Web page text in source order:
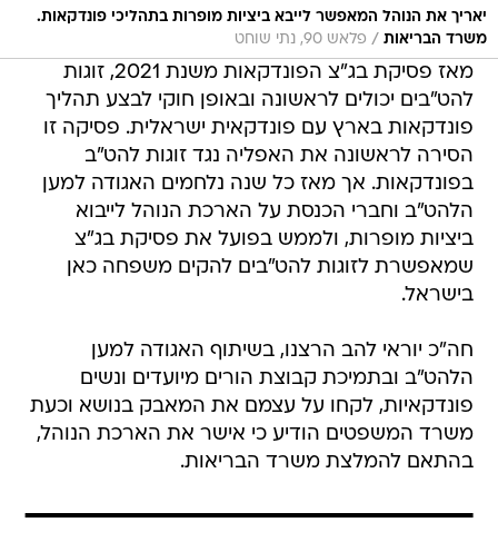
יאריך את הנוהל המאפשר לייבא ביציות מופרות בתהליכי פונדקאות.
משרד הבריאות / פלאש 90, נתי שוחט
מאז פסיקת בג"צ הפונדקאות משנת 2021, זוגות
להט"בים יכולים לראשונה ובאופן חוקי לבצע תהליך
פונדקאות בארץ עם פונדקאית ישראלית. פסיקה זו
הסירה לראשונה את האפליה נגד זוגות להט"ב
בפונדקאות. אך מאז כל שנה נלחמים האגודה למען
הלהט"ב וחברי הכנסת על הארכת הנוהל לייבוא
ביציות מופרות, ולממש בפועל את פסיקת בג"צ
שמאפשרת לזוגות להט"בים להקים משפחה כאן
בישראל.
חה"כ יוראי להב הרצנו, בשיתוף האגודה למען
הלהט"ב ובתמיכת קבוצת הורים מיועדים ונשים
פונדקאיות, לקחו על עצמם את המאבק בנושא וכעת
משרד המשפטים הודיע כי אישר את הארכת הנוהל,
בהתאם להמלצת משרד הבריאות.